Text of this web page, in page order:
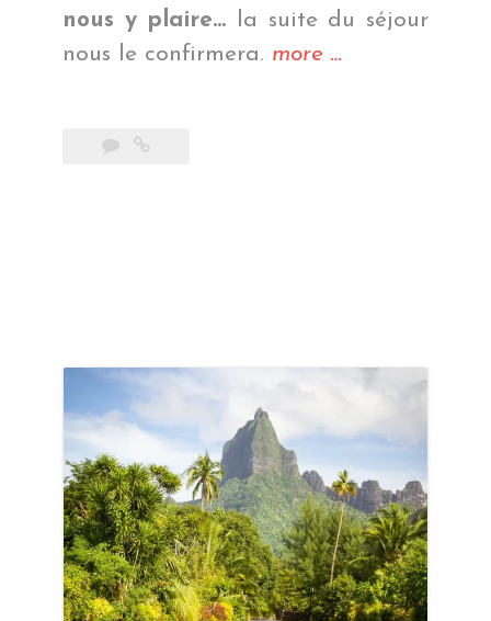
nous y plaire… la suite du séjour
nous le confirmera. more « De
…